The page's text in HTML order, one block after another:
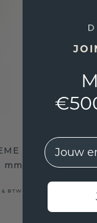
585
mm
BTW
EMail